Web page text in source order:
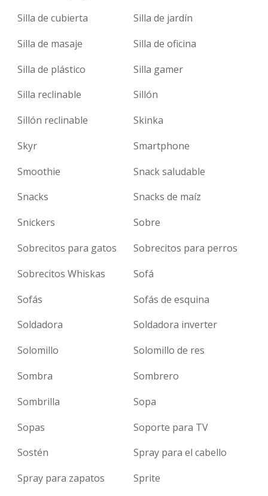
Silla de cubierta
Silla de jardín
Silla de masaje
Silla de oficina
Silla de plástico
Silla gamer
Silla reclinable
Sillón
Sillón reclinable
Skinka
Skyr
Smartphone
Smoothie
Snack saludable
Snacks
Snacks de maíz
Snickers
Sobre
Sobrecitos para gatos
Sobrecitos para perros
Sobrecitos Whiskas
Sofá
Sofás
Sofás de esquina
Soldadora
Soldadora inverter
Solomillo
Solomillo de res
Sombra
Sombrero
Sombrilla
Sopa
Sopas
Soporte para TV
Sostén
Spray para el cabello
Spray para zapatos
Sprite